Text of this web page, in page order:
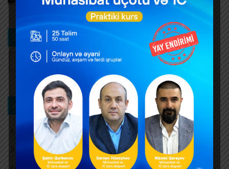
Bizi izləyin
Kateqoriya üzrə axtarış
Aksiz vergisi
Amortizasiya ayırmaları